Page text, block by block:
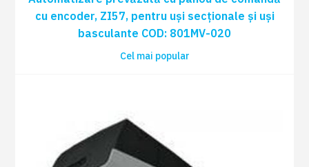
001AF43S
Antena radio COD: 001TOP-A433N
cod dinamic (rollling) albastru deschis
COD: 806TS-0270
cu encoder, ZI57, pentru uși secționale și uși
basculante COD: 801MV-020
Cel mai popular